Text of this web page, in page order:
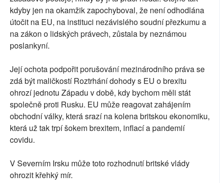
kdyby jen na okamžik zapochyboval, že není odhodlána
útočit na EU, na instituci nezávislého soudní přezkumu a
na zákon o lidských právech, zůstala by neznámou
poslankyní.
Její ochota podpořit porušování mezinárodního práva se
zdá být maličkostí Roztrhání dohody s EU o brexitu
ohrozí jednotu Západu v době, kdy bychom měli stát
společně proti Rusku. EU může reagovat zahájením
obchodní války, která srazí na kolena britskou ekonomiku,
která už tak trpí šokem brexitem, inflací a pandemií
covidu.
V Severním Irsku může toto rozhodnutí britské vlády
ohrozit křehký mír.